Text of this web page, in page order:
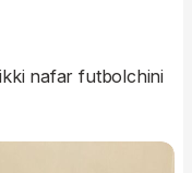
nafar futbolchini